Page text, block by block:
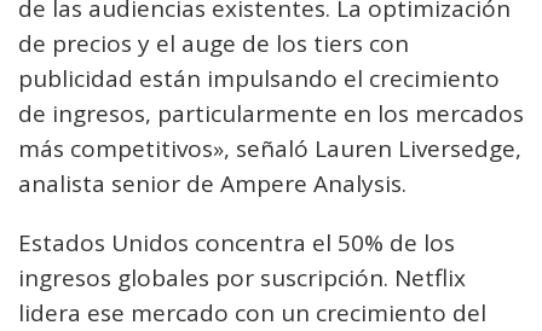
de las audiencias existentes. La optimización
de precios y el auge de los tiers con
publicidad están impulsando el crecimiento
de ingresos, particularmente en los mercados
más competitivos», señaló Lauren Liversedge,
analista senior de Ampere Analysis.
Estados Unidos concentra el 50% de los
ingresos globales por suscripción. Netflix
lidera ese mercado con un crecimiento del